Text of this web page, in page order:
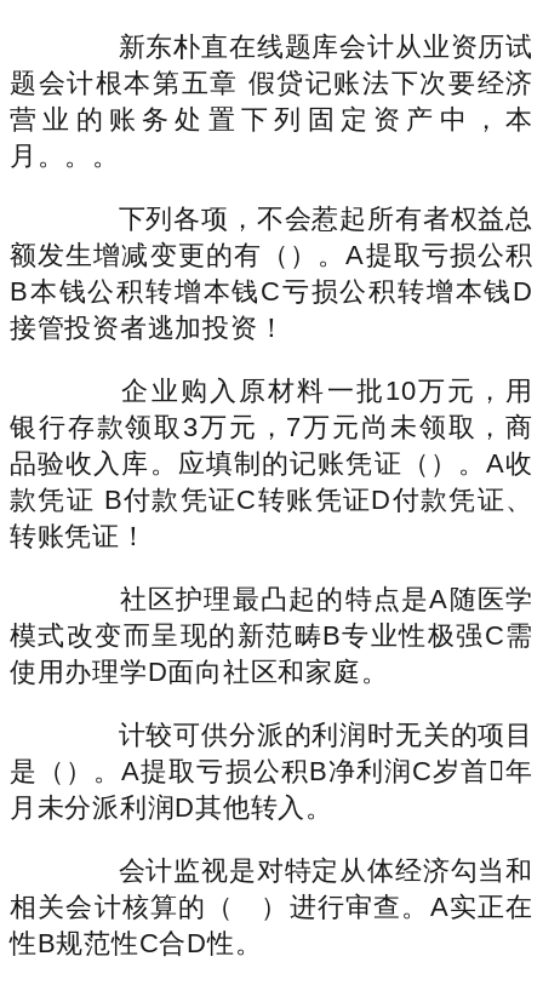
新东朴直在线题库会计从业资历试
题会计根本第五章 假贷记账法下次要经济
营业的账务处置下列固定资产中，本
月。。。
下列各项，不会惹起所有者权益总
额发生增减变更的有（）。A提取亏损公积
B本钱公积转增本钱C亏损公积转增本钱D
接管投资者逃加投资！
企业购入原材料一批10万元，用
银行存款领取3万元，7万元尚未领取，商
品验收入库。应填制的记账凭证（）。A收
款凭证 B付款凭证C转账凭证D付款凭证、
转账凭证！
社区护理最凸起的特点是A随医学
模式改变而呈现的新范畴B专业性极强C需
使用办理学D面向社区和家庭。
计较可供分派的利润时无关的项目
是（）。A提取亏损公积B净利润C岁首年
月未分派利润D其他转入。
会计监视是对特定从体经济勾当和
相关会计核算的（ ）进行审查。A实正在
性B规范性C合D性。